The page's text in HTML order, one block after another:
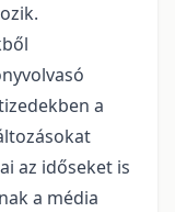
a
az időseket is
a média